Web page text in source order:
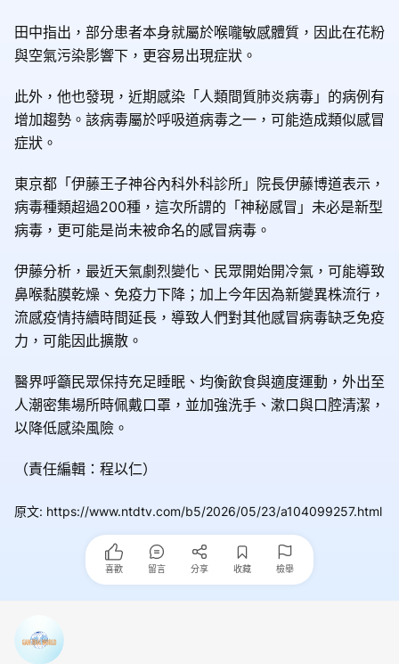
田中指出，部分患者本身就屬於喉嚨敏感體質，因此在花粉
與空氣污染影響下，更容易出現症狀。
此外，他也發現，近期感染「人類間質肺炎病毒」的病例有
增加趨勢。該病毒屬於呼吸道病毒之一，可能造成類似感冒
症狀。
東京都「伊藤王子神谷內科外科診所」院長伊藤博道表示，
病毒種類超過200種，這次所謂的「神秘感冒」未必是新型
病毒，更可能是尚未被命名的感冒病毒。
伊藤分析，最近天氣劇烈變化、民眾開始開冷氣，可能導致
鼻喉黏膜乾燥、免疫力下降；加上今年因為新變異株流行，
流感疫情持續時間延長，導致人們對其他感冒病毒缺乏免疫
力，可能因此擴散。
醫界呼籲民眾保持充足睡眠、均衡飲食與適度運動，外出至
人潮密集場所時佩戴口罩，並加強洗手、漱口與口腔清潔，
以降低感染風險。
（責任編輯：程以仁）
原文: https://www.ntdtv.com/b5/2026/05/23/a104099257.html
喜歡 留言 分享 收藏 檢舉